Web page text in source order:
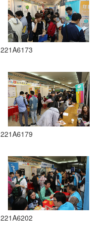
221A6173
221A6179
221A6202